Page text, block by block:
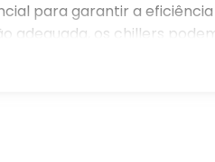
para garantir a
adequada, os chillers
em custos
de chiller, os
para serviços